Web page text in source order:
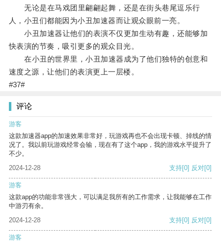
无论是在马戏团里翩翩起舞，还是在街头巷尾逗乐行
人，小丑们都能因为小丑加速器而让观众眼前一亮。
小丑加速器让他们的表演不仅更加生动有趣，还能够加
快表演的节奏，吸引更多的观众目光。
在小丑的世界里，小丑加速器成为了他们独特的创意和
速度之源，让他们的表演更上一层楼。
#37#
评论
游客
这款加速器app的加速效果非常好，玩游戏再也不会出现卡顿、掉线的情
况了。我以前玩游戏经常会输，现在有了这个app，我的游戏水平提升了
不少。
2024-12-28
支持[0] 反对[0]
游客
这款app的功能非常强大，可以满足我所有的工作需求，让我能够在工作
中游刃有余。
2024-12-28
支持[0] 反对[0]
游客